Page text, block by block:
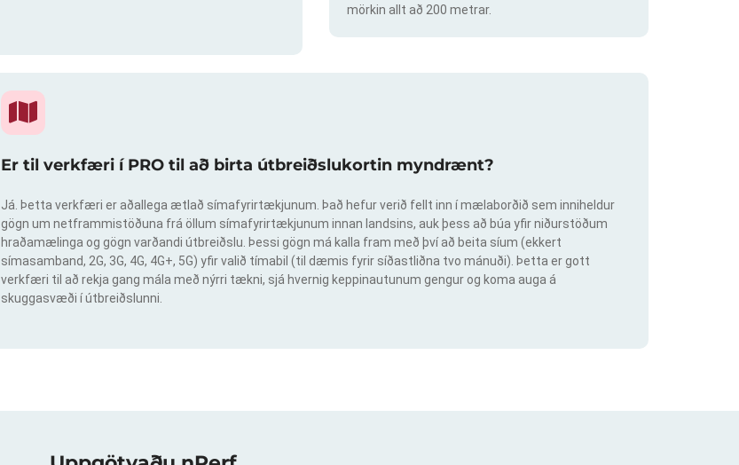
mörkin allt að 200 metrar.
Er til verkfæri í PRO til að birta útbreiðslukortin myndrænt?
Já. Þetta verkfæri er aðallega ætlað símafyrirtækjunum. Það hefur verið fellt inn í mælaborðið sem inniheldur
gögn um netframmistöðuna frá öllum símafyrirtækjunum innan landsins, auk þess að búa yfir niðurstöðum
hraðamælinga og gögn varðandi útbreiðslu. Þessi gögn má kalla fram með því að beita síum (ekkert
símasamband, 2G, 3G, 4G, 4G+, 5G) yfir valið tímabil (til dæmis fyrir síðastliðna tvo mánuði). Þetta er gott
verkfæri til að rekja gang mála með nýrri tækni, sjá hvernig keppinautunum gengur og koma auga á
skuggasvæði í útbreiðslunni.